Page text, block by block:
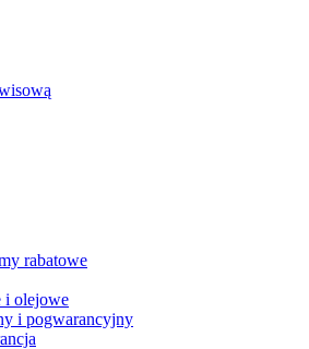
rabatowe
i olejowe
i pogwarancyjny